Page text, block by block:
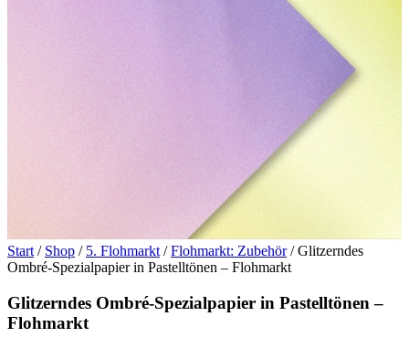
Start / Shop / 5. Flohmarkt /Flohmarkt: Zubehör/ Glitzerndes
Ombré-Spezialpapier in Pastelltönen – Flohmarkt
Glitzerndes Ombré-Spezialpapier in Pastelltönen –
Flohmarkt